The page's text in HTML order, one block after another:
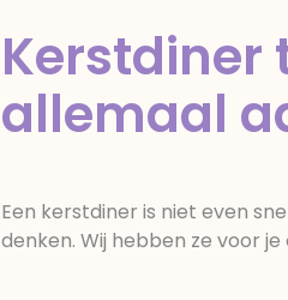
Kerstdiner
allemaal
Een kerstdiner is niet even
denken. Wij hebben ze voor